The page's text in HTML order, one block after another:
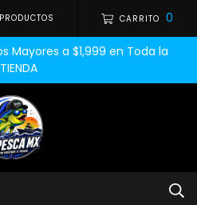
PRODUCTOS CARRITO 0
Mayores a $1,999 en Toda la
TIENDA